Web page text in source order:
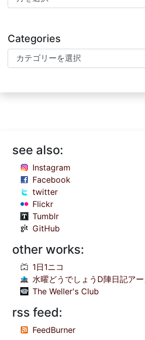
Categories
Categories
see also:
Instagram
Facebook
twitter
Flickr
Tumblr
GitHub
other works:
1日1ニコ
水曜どうでしょうD陣日記ア
The Weller's Club
rss feed:
FeedBurner